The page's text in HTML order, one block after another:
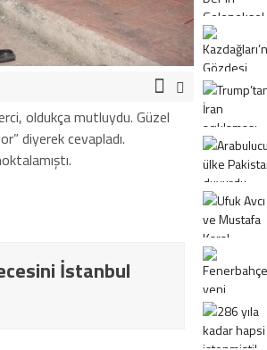
oldukça mutluydu. Güzel
diyerek cevapladı.
İstanbul